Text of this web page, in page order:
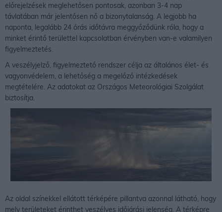
előrejelzések meglehetősen pontosak, azonban 3-4 nap
távlatában már jelentősen nő a bizonytalanság. A legjobb ha
naponta, legalább 24 órás időtávra meggyőződünk róla, hogy a
minket érintő területtel kapcsolatban érvényben van-e valamilyen
figyelmeztetés.
A veszélyjelző, figyelmeztető rendszer célja az általános élet- és
vagyonvédelem, a lehetőség a megelőző intézkedések
megtételére. Az adatokat az Országos Meteorológiai Szolgálat
biztosítja.
Az oldal színekkel ellátott térképére pillantva azonnal látható, hogy
mely területeket érinthet veszélyes időjárási jelenség. A térképre